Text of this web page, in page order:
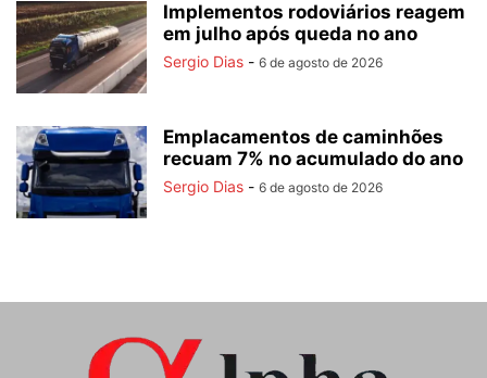
Implementos rodoviários reagem
em julho após queda no ano
Sergio Dias - 6 de agosto de 2026
Emplacamentos de caminhões
recuam 7% no acumulado do ano
Sergio Dias - 6 de agosto de 2026